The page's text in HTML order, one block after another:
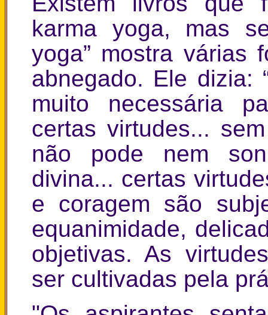
karma yoga, mas
yoga” mostra várias
abnegado. Ele dizia:
muito necessária
certas virtudes...
não pode nem
divina... certas
e coragem são
equanimidade,
objetivas. As
ser cultivadas pela